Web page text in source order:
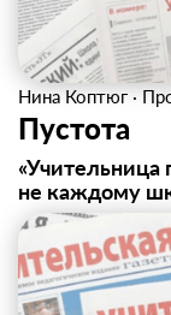
Нина Коптюг ·
Пустота
«Учительница
не каждому